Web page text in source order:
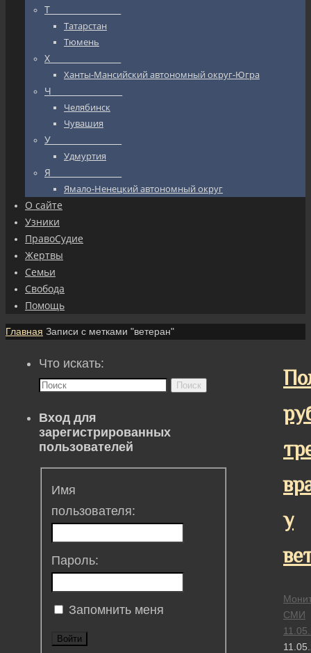
Т_________________
Татарстан
Тюмень
Х_________________
Ханты-Мансийский автономный округ-Югра
Ч_________________
Челябинск
Чувашия
У_________________
Удмуртия
Я_________________
Ямало-Ненецкий автономный округ
О сайте
Узники
ПравоСудие
Жертвы
Семьи
Свобода
Помощь
Главная Записи с метками "ветеран"
у
СМИ
Что искать:
Поиск
Вход для
зарегистрированных
пользователей
Имя
пользователя:
Пароль:
Запомнить меня
Войти